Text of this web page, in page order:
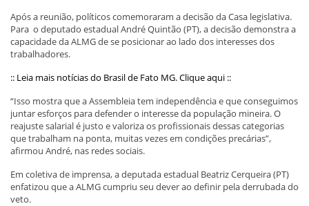
Após a reunião, políticos comemoraram a decisão da Casa legislativa.
Para o deputado estadual André Quintão (PT), a decisão demonstra a
capacidade da ALMG de se posicionar ao lado dos interesses dos
trabalhadores.
:: Leia mais notícias do Brasil de Fato MG. Clique aqui ::
“Isso mostra que a Assembleia tem independência e que conseguimos
juntar esforços para defender o interesse da população mineira. O
reajuste salarial é justo e valoriza os profissionais dessas categorias
que trabalham na ponta, muitas vezes em condições precárias”,
afirmou André, nas redes sociais.
Em coletiva de imprensa, a deputada estadual Beatriz Cerqueira (PT)
enfatizou que a ALMG cumpriu seu dever ao definir pela derrubada do
veto.